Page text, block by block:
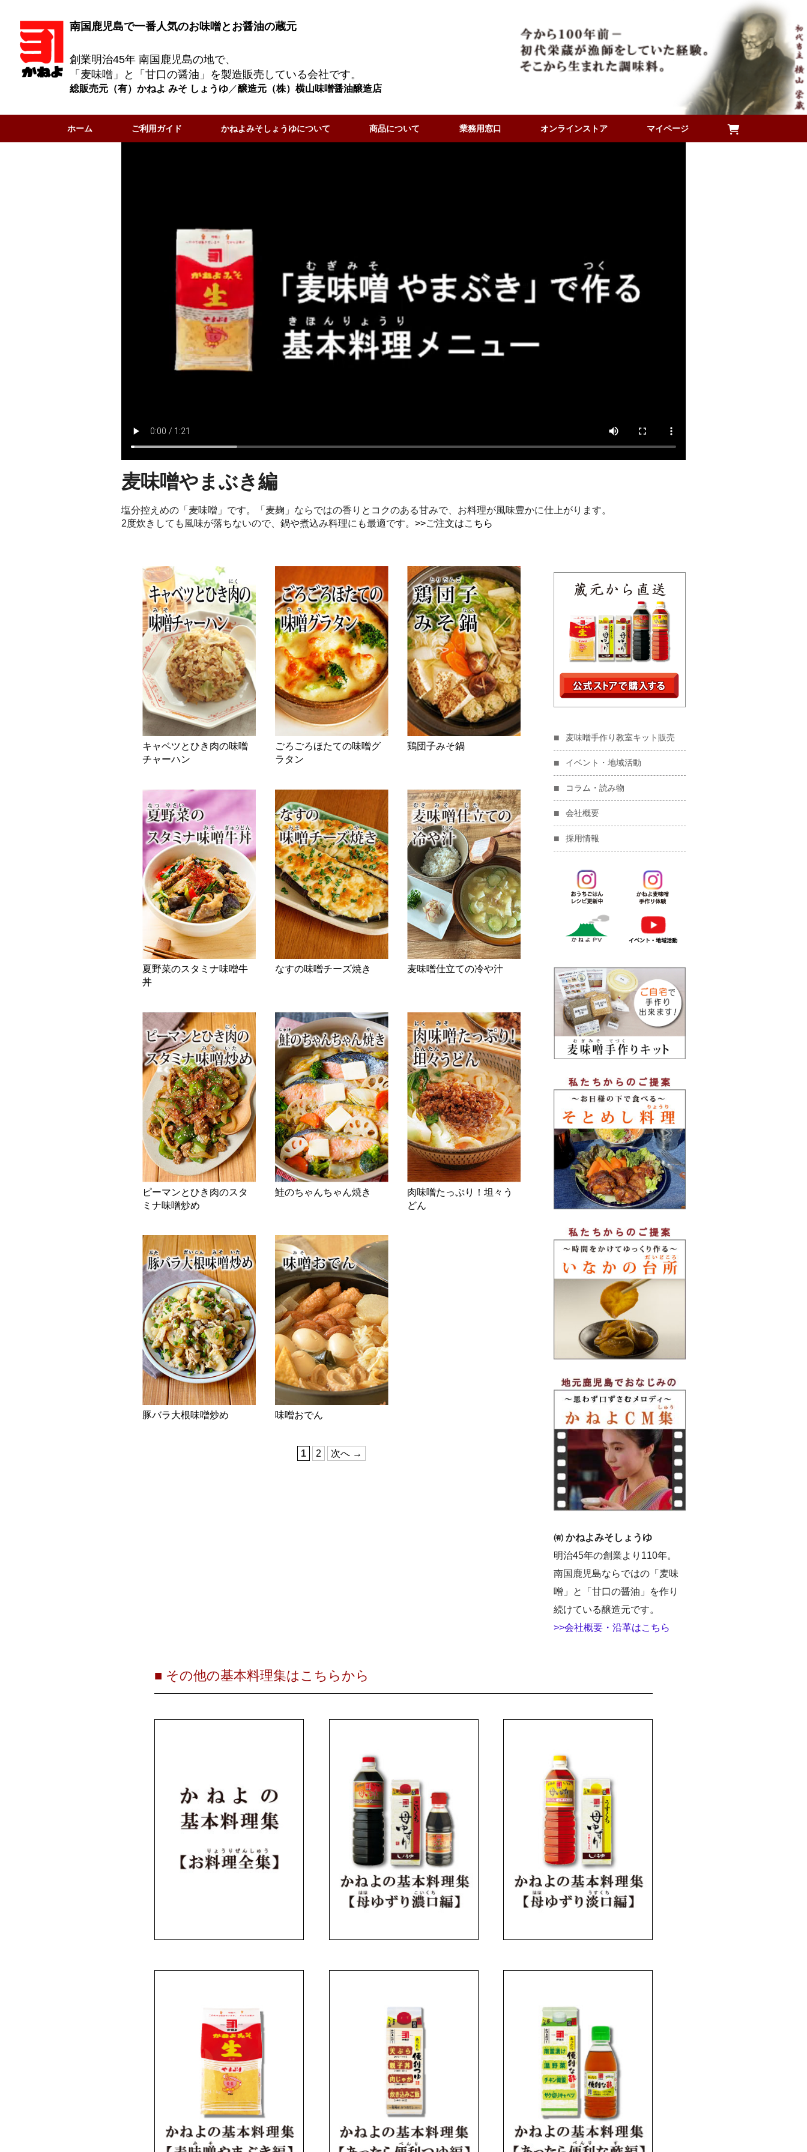
南国鹿児島で一番人気のお味噌とお醤油の蔵元
創業明治45年 南国鹿児島の地で、
「麦味噌」と「甘口の醤油」を製造販売している会社です。
総販売元（有）かねよ みそ しょうゆ／醸造元（株）横山味噌醤油醸造店
ホーム ご利用ガイド かねよみそしょうゆについて 商品について 業務用窓口 オンラインストア マイページ
麦味噌やまぶき編
塩分控えめの「麦味噌」です。「麦麹」ならではの香りとコクのある甘みで、お料理が風味豊かに仕上がります。
2度炊きしても風味が落ちないので、鍋や煮込み料理にも最適です。 >>ご注文はこちら
キャベツとひき肉の味噌
チャーハン
ごろごろほたての味噌グ
ラタン
鶏団子みそ鍋
夏野菜のスタミナ味噌牛
丼
なすの味噌チーズ焼き 麦味噌仕立ての冷や汁
ピーマンとひき肉のスタ
ミナ味噌炒め
鮭のちゃんちゃん焼き
肉味噌たっぷり！坦々う
どん
豚バラ大根味噌炒め 味噌おでん
1 2 次へ →
麦味噌手作り教室キット販売
イベント・地域活動
コラム・読み物
会社概要
採用情報
㈲ かねよみそしょうゆ
明治45年の創業より110年。
南国鹿児島ならではの「麦味
噌」と「甘口の醤油」を作り
続けている醸造元です。
>>会社概要・沿革はこちら
■ その他の基本料理集はこちらから